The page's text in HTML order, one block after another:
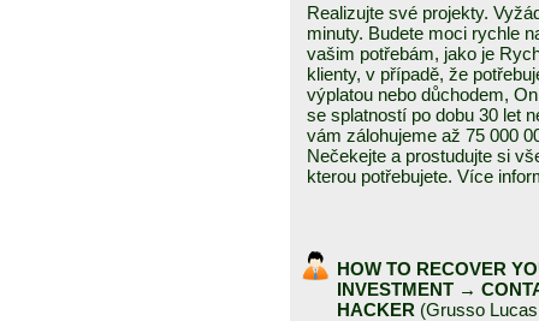
Realizujte své projekty.
minuty. Budete moci rychle
vašim potřebám, jako je
klienty, v případě, že
výplatou nebo důchodem,
se splatností po dobu 30 let
vám zálohujeme až 75 000
Nečekejte a prostudujte si
kterou potřebujete. Více
HOW TO RECOVER
INVESTMENT →
HACKER (Grusso Lucas